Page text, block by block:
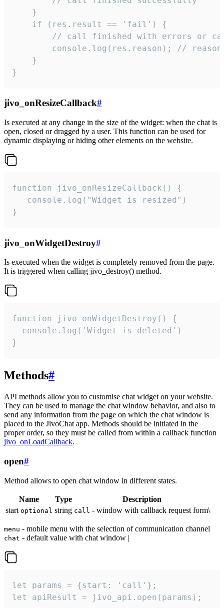
    }
    if (res.result == 'fail') {
// call finished with errors or
console.log(res.reason); //
    }
}
jivo_onResizeCallback#
Is executed at any change in the size of the widget: when the chat is
open, closed or dragged by a user. This function can be used for
dynamic displaying or hiding other elements on the website.
function jivo_onResizeCallback() {
   console.log("Widget is resized")
}
jivo_onWidgetDestroy#
Is executed when the widget is completely removed from the page.
It is triggered when calling jivo_destroy() method.
function jivo_onWidgetDestroy() {
  console.log('Widget is deleted')
}
Methods#
API methods allow you to customise chat widget on your website.
They can be used to manage the chat window behavior, and also to
send any information from the page on which the chat window is
placed to the JivoChat app. Methods should be initiated in the
proper order, so they must be called from within a callback function
jivo_onLoadCallback.
open#
Method allows to open chat window in different states.
Name Type
Description
start optional string call - window with callback request form\
menu - mobile menu with the selection of communication channel
chat - default value with chat window |
let params = {start: 'call'};
let apiResult = jivo_api.open(params);